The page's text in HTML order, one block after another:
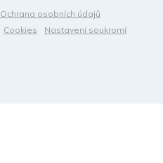
Ochrana osobních údajů
Cookies Nastavení soukromí